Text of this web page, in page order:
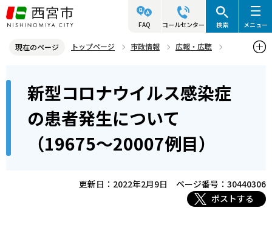
こ
の
ジ
す
FAQ コールセンター 検索 メニュー
現在のページ トップページ 市政情報
広報・広聴
新型コロナウイルス感染症の患者発生について（19675～20007例
目）
ら
新型コロナウイルス感染症
の患者発生について
（19675～20007例目）
更新日：2022年2月9日
ページ番号：30440306
ポストする